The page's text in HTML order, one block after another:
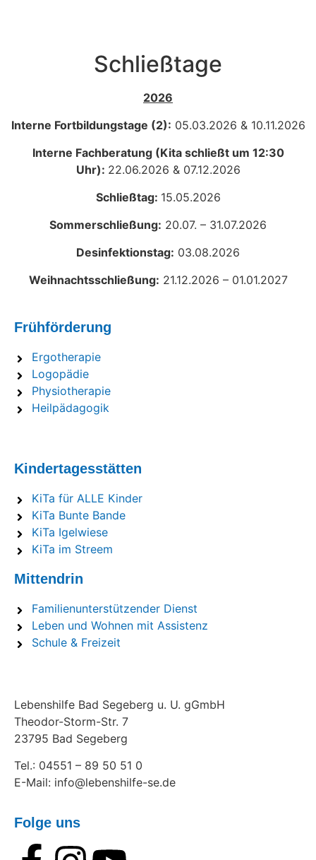
Schließtage
2026
Interne Fortbildungstage (2): 05.03.2026 & 10.11.2026
Interne Fachberatung (Kita schließt um 12:30
Uhr): 22.06.2026 & 07.12.2026
Schließtag: 15.05.2026
Sommerschließung: 20.07. – 31.07.2026
Desinfektionstag: 03.08.2026
Weihnachtsschließung: 21.12.2026 – 01.01.2027
Frühförderung
Ergotherapie
Logopädie
Physiotherapie
Heilpädagogik
Kindertagesstätten
KiTa für ALLE Kinder
KiTa Bunte Bande
KiTa Igelwiese
KiTa im Streem
Mittendrin
Familienunterstützender Dienst
Leben und Wohnen mit Assistenz
Schule & Freizeit
Lebenshilfe Bad Segeberg u. U. gGmbH
Theodor-Storm-Str. 7
23795 Bad Segeberg
Tel.: 04551 – 89 50 51 0
E-Mail: info@lebenshilfe-se.de
Folge uns